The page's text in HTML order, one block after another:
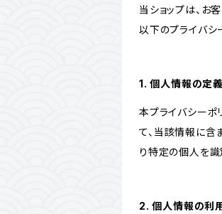
当ショップは、お
以下のプライバシ
1. 個人情報の定義
本プライバシーポ
て、当該情報に含
り特定の個人を識
2. 個人情報の利